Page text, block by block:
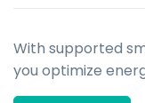
With supported
you optimize